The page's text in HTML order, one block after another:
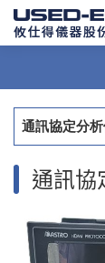
通訊協定分
通訊協